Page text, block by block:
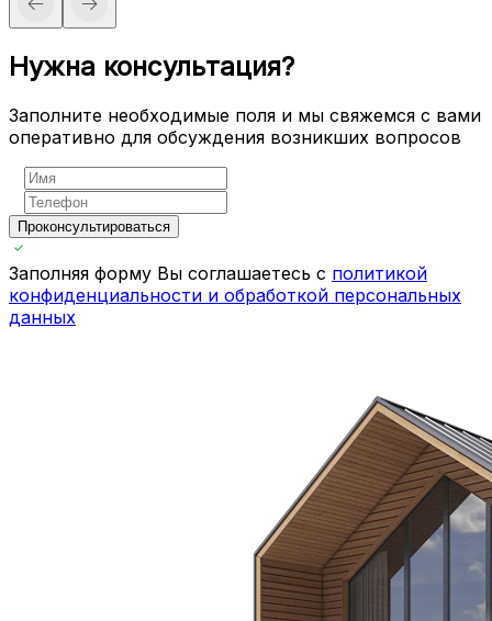
Нужна консультация?
Заполните необходимые поля и мы свяжемся с вами
оперативно для обсуждения возникших вопросов
Проконсультироваться
Заполняя форму Вы соглашаетесь с политикой
конфиденциальности и обработкой персональных
данных